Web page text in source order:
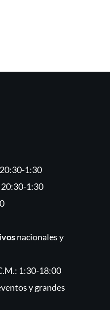
1:30
1:30
nacionales y
1:30-18:00
y grandes